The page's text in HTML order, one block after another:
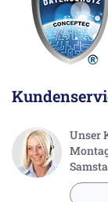
Unser